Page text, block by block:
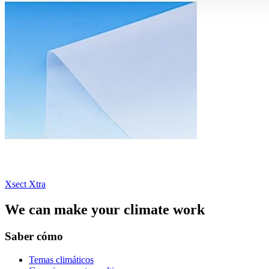
Xsect Xtra
We can make your climate work
Saber cómo
Temas climáticos